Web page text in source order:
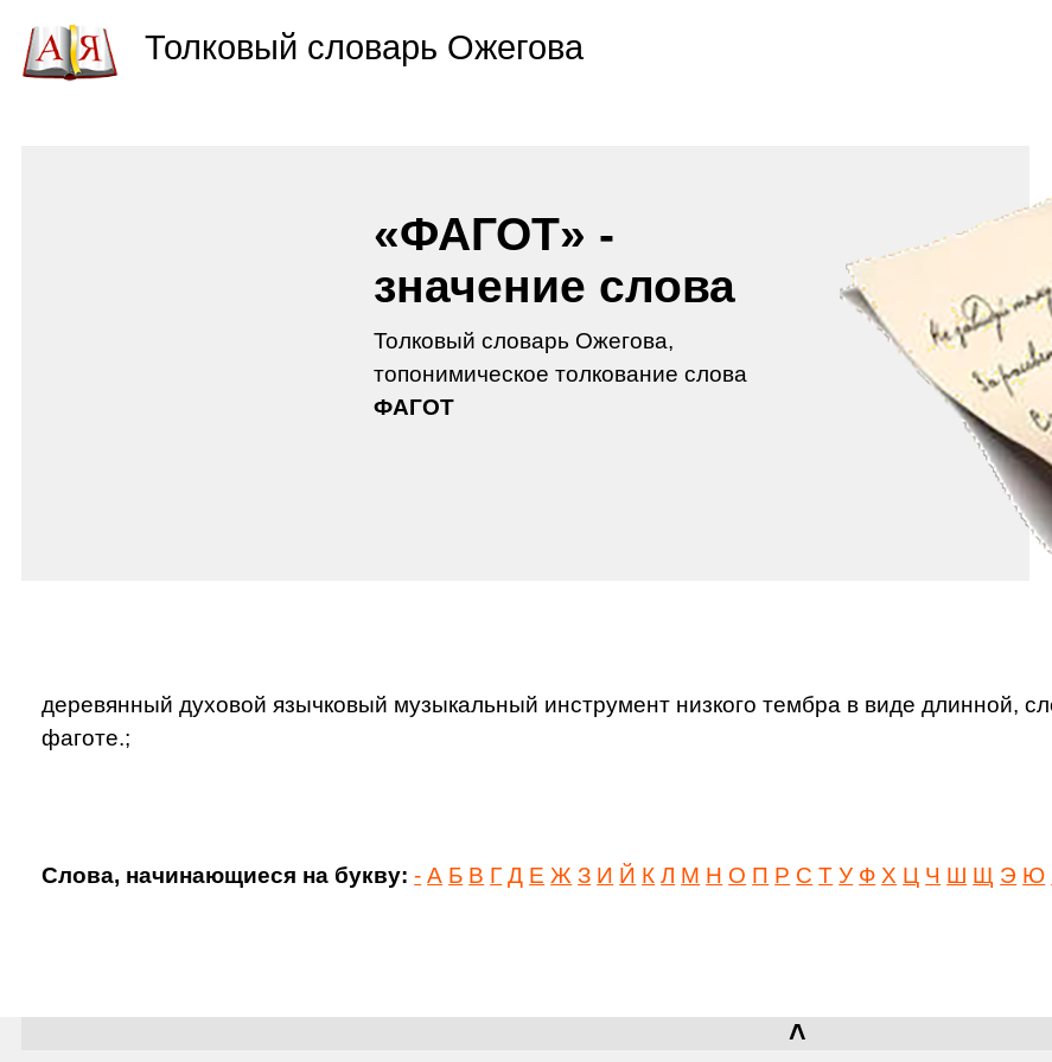
«ФАГОТ» -
значение слова
Толковый словарь Ожегова,
топонимическое толкование слова
ФАГОТ
деревянный духовой язычковый музыкальный инструмент низкого тембра в виде длинной,
фаготе.;
Слова, начинающиеся на букву: - А Б В Г Д Е Ж З И Й К Л М Н О П Р С Т У Ф Х Ц Ч Ш Щ Э Ю
˄
Толковый словарь Ожегова